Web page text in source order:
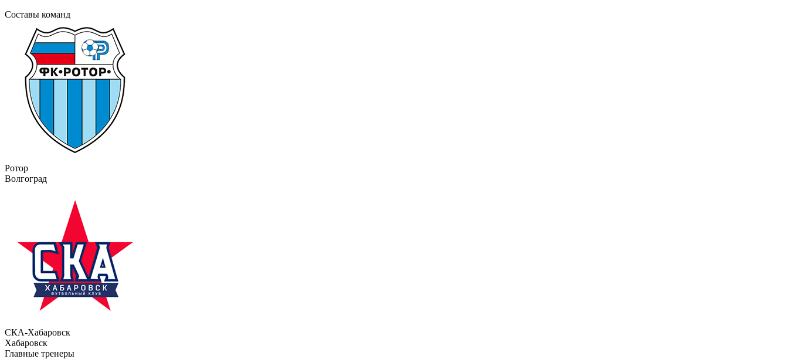
Составы команд
Ротор
Волгоград
СКА-Хабаровск
Хабаровск
Главные тренеры